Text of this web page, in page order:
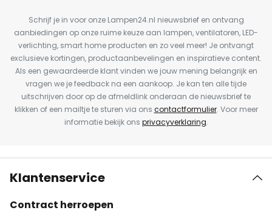
Schrijf je in voor onze Lampen24.nl nieuwsbrief en ontvang
aanbiedingen op onze ruime keuze aan lampen, ventilatoren, LED-
verlichting, smart home producten en zo veel meer! Je ontvangt
exclusieve kortingen, productaanbevelingen en inspiratieve content.
Als een gewaardeerde klant vinden we jouw mening belangrijk en
vragen we je feedback na een aankoop. Je kan ten alle tijde
uitschrijven door op de afmeldlink onderaan de nieuwsbrief te
klikken of een mailtje te sturen via ons contactformulier. Voor meer
informatie bekijk ons privacyverklaring.
Klantenservice
Contract herroepen